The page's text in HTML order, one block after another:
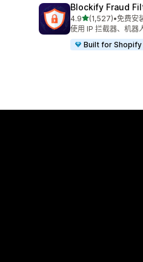
Blockify Fraud
4.9星（满分 5 星）
(1,527)
总共 1527 条评论
•免费安
使用 IP 拦截器、机器
Built for Shopify